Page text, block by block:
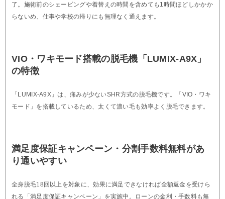
了。施術前のシェービングや着替えの時間を含めても1時間ほどしかかか
らないめ、仕事や学校の帰りにも無理なく通えます。
VIO・ワキモード搭載の脱毛機「LUMIX-A9X」
の特徴
「LUMIX-A9X」は、痛みが少ないSHR方式の脱毛機です。「VIO・ワキ
モード」を搭載しているため、太くて濃い毛も効率よく脱毛できます。
満足度保証キャンペーン・分割手数料無料があ
り通いやすい
全身脱毛18回以上を対象に、効果に満足できなければ全額返金を受けら
れる「満足度保証キャンペーン」を実施中。ローンの金利・手数料も無